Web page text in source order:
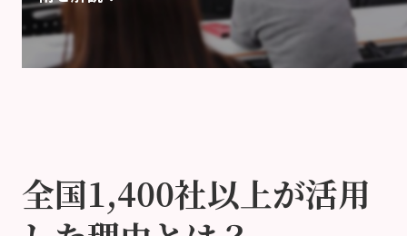
全国1,400社以上が活用